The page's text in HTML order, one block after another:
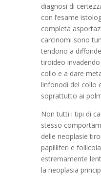
diagnosi di
con l’esame
completa
carcinomi sono
tendono a
tiroideo
collo e a dare
linfonodi del collo
soprattutto ai
Non tutti i tipi di
stesso
delle neoplasie
papilliferi e
estremamente
la neoplasia